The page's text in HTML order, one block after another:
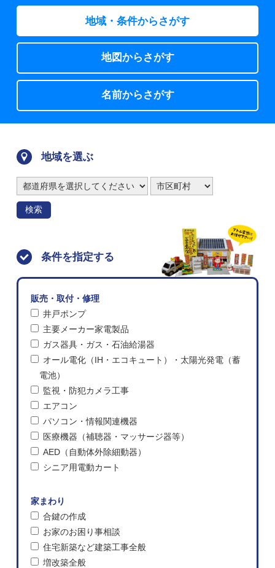
地域・条件からさがす
地図からさがす
名前からさがす
地域を選ぶ
検索
条件を指定する
販売・取付・修理
井戸ポンプ
主要メーカー家電製品
ガス器具・ガス・石油給湯器
オール電化（IH・エコキュート）・太陽光発電（蓄
電池）
監視・防犯カメラ工事
エアコン
パソコン・情報関連機器
医療機器（補聴器・マッサージ器等）
AED（自動体外除細動器）
シニア用電動カート
家まわり
合鍵の作成
お家のお困り事相談
住宅新築など建築工事全般
増改築全般